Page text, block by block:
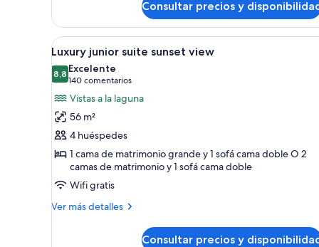
Junior
Suite
Ocean
Front
Consultar precios y
Abrir
todas
las
fotos
de
Luxury
junior
suite
sunset
view
1
Luxury junior suite sunset view
8,88,8 de 10
Excelente
140 comentarios
(140 comentarios)
Vistas a la laguna
56 m²
4 huéspedes
1 cama de matrimonio grande y 1 sofá cama doble O 2
camas de matrimonio y 1 sofá cama doble
Wifi gratis
Ver más detalles
Más
Consultar precios y